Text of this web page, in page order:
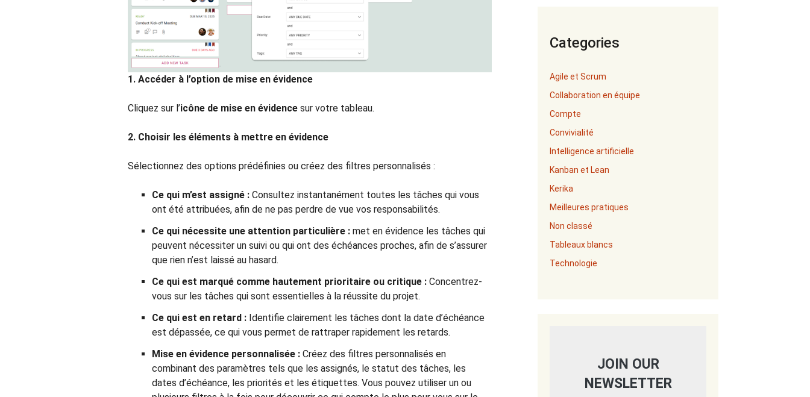
1. Accéder à l’option de mise en évidence
Cliquez sur l’icône de mise en évidence sur votre tableau.
2. Choisir les éléments à mettre en évidence
Sélectionnez des options prédéfinies ou créez des filtres personnalisés :
Ce qui m’est assigné : Consultez instantanément toutes les tâches qui vous
ont été attribuées, afin de ne pas perdre de vue vos responsabilités.
Ce qui nécessite une attention particulière : met en évidence les tâches qui
peuvent nécessiter un suivi ou qui ont des échéances proches, afin de s’assurer
que rien n’est laissé au hasard.
Ce qui est marqué comme hautement prioritaire ou critique : Concentrez-
vous sur les tâches qui sont essentielles à la réussite du projet.
Ce qui est en retard : Identifie clairement les tâches dont la date d’échéance
est dépassée, ce qui vous permet de rattraper rapidement les retards.
Mise en évidence personnalisée : Créez des filtres personnalisés en
combinant des paramètres tels que les assignés, le statut des tâches, les
dates d’échéance, les priorités et les étiquettes. Vous pouvez utiliser un ou
Categories
Agile et Scrum
Collaboration en équipe
Compte
Convivialité
Intelligence artificielle
Kanban et Lean
Kerika
Meilleures pratiques
Non classé
Tableaux blancs
Technologie
JOIN OUR
NEWSLETTER